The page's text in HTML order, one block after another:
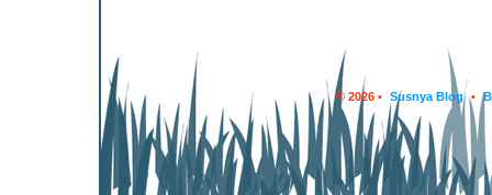
© 2026 • Susnya Blog •